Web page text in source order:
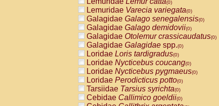
AtelidaeAlouattaspp.(0)
AtelidaeAteles belzebuth(0)
AtelidaeAteles geoffroyi(0)
AtelidaeAteles paniscus(0)
AtelidaeAtelesspp.(0)
Atelidae Lagothrix lagothricha
AtelidaeLagothrix lagothricha cana
PitheciidaeCacajao calvus
PitheciidaeCallicebus cupreus
PitheciidaeCallicebus donacophilus
PitheciidaeCallicebus moloch
(0)
Lemuridae Varecia variegata(0)
Galagidae Galago senegalensis(0)
Galagidae Galago demidovii(0)
Galagidae Otolemur crassicaudatus(0)
Galagidae Galagidae spp.(0)
Loridae Loris tardigradus(0)
Loridae Nycticebus coucang(0)
Loridae Nycticebus pygmaeus(0)
Loridae Perodicticus potto(0)
Tarsiidae Tarsius syrichta(0)
Cebidae Callimico goeldii(0)